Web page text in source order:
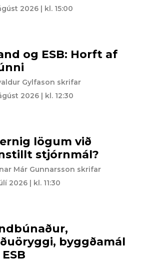
2026 | kl. 15:00
og ESB: Horft af
Gylfason skrifar
2026 | kl. 12:30
lögum við
stjórnmál?
Már Gunnarsson skrifar
2026 | kl. 11:30
byggðamál